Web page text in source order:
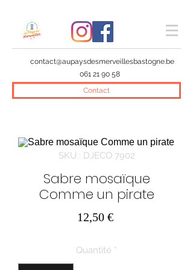
contact@aupaysdesmerveillesbastogne.be
061 21 90 58
Contact
SKU : DJECO 7902
Sabre mosaïque
Comme un pirate
12,50 €Prix
Quantité *